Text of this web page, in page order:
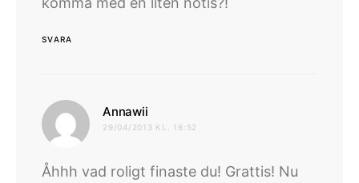
SVARA
Annawii
29/04/2013 KL. 16:52
Åhhh vad roligt finaste du! Grattis! Nu